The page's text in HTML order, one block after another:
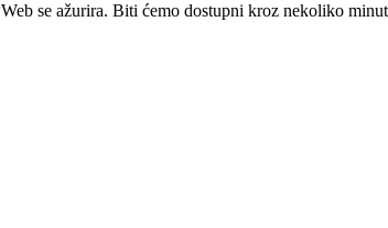
Web se ažurira. Biti ćemo dostupni kroz nekoliko